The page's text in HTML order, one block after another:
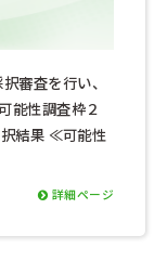
審査を行い、
能性調査枠２
結果 ≪可能性
詳細ページ